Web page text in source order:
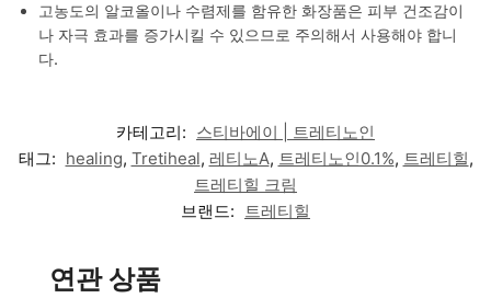
고농도의 알코올이나 수렴제를 함유한 화장품은 피부 건조감이
나 자극 효과를 증가시킬 수 있으므로 주의해서 사용해야 합니
다.
카테고리: 스티바에이 | 트레티노인
태그: healing, Tretiheal, 레티노A, 트레티노인0.1%, 트레티힐,
트레티힐 크림
브랜드:
트레티힐
연관 상품